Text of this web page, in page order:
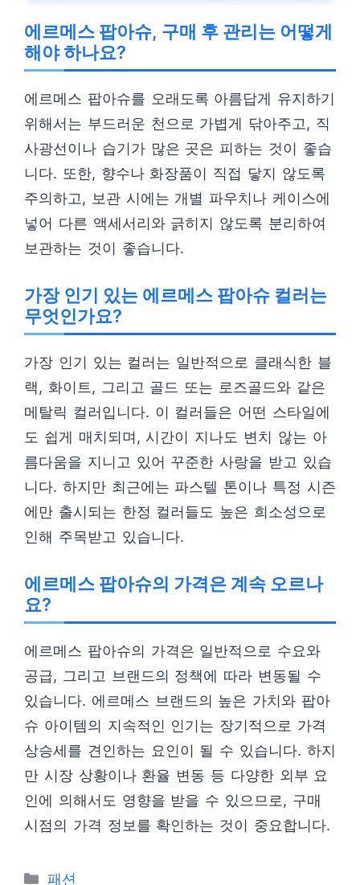
에르메스 팝아슈, 구매 후 관리는 어떻게
해야 하나요?
에르메스 팝아슈를 오래도록 아름답게 유지하기
위해서는 부드러운 천으로 가볍게 닦아주고, 직
사광선이나 습기가 많은 곳은 피하는 것이 좋습
니다. 또한, 향수나 화장품이 직접 닿지 않도록
주의하고, 보관 시에는 개별 파우치나 케이스에
넣어 다른 액세서리와 긁히지 않도록 분리하여
보관하는 것이 좋습니다.
가장 인기 있는 에르메스 팝아슈 컬러는
무엇인가요?
가장 인기 있는 컬러는 일반적으로 클래식한 블
랙, 화이트, 그리고 골드 또는 로즈골드와 같은
메탈릭 컬러입니다. 이 컬러들은 어떤 스타일에
도 쉽게 매치되며, 시간이 지나도 변치 않는 아
름다움을 지니고 있어 꾸준한 사랑을 받고 있습
니다. 하지만 최근에는 파스텔 톤이나 특정 시즌
에만 출시되는 한정 컬러들도 높은 희소성으로
인해 주목받고 있습니다.
에르메스 팝아슈의 가격은 계속 오르나
요?
에르메스 팝아슈의 가격은 일반적으로 수요와
공급, 그리고 브랜드의 정책에 따라 변동될 수
있습니다. 에르메스 브랜드의 높은 가치와 팝아
슈 아이템의 지속적인 인기는 장기적으로 가격
상승세를 견인하는 요인이 될 수 있습니다. 하지
만 시장 상황이나 환율 변동 등 다양한 외부 요
인에 의해서도 영향을 받을 수 있으므로, 구매
시점의 가격 정보를 확인하는 것이 중요합니다.
카
패션